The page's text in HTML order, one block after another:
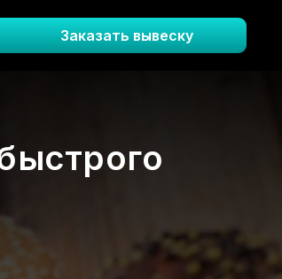
Заказать вывеску